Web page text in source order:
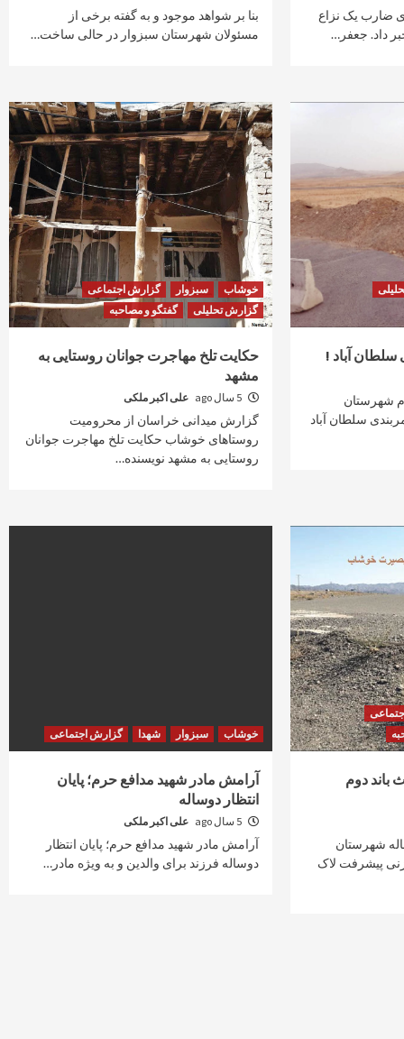
ضارب یک نزاع
داد. جعفر…
بنا بر شواهد موجود و به گفته برخی از
مسئولان شهرستان سبزوار در حالی ساخت…
شهرستان
بر کمربندی سلطان آباد
خوشاب سبزوار
گزارش اجتماعی
گزارش تحلیلی
گفتگو و مصاحبه
حکایت تلخ مهاجرت جوانان روستایی به
مشهد
علی اکبر ملکی
گزارش میدانی خراسان از محرومیت
روستاهای خوشاب حکایت تلخ مهاجرت جوانان
روستایی به مشهد نویسنده…
باند دوم
وضعیت پروژه 13ساله شهرستان
پیشرفت لاک
خوشاب سبزوار شهدا گزارش اجتماعی
آرامش مادر شهید مدافع حرم؛ پایان
انتظار دوساله
علی اکبر ملکی
آرامش مادر شهید مدافع حرم؛ پایان انتظار
دوساله فرزند برای والدین و به ویژه مادر…